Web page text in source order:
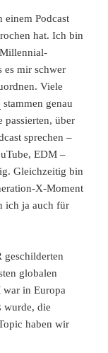
einem Podcast
hat. Ich bin
es mir schwer
Viele
stammen genau
passierten, über
sprechen –
EDM –
Gleichzeitig bin
X-Moment
ich ja auch für
geschilderten
globalen
in Europa
wurde, die
haben wir